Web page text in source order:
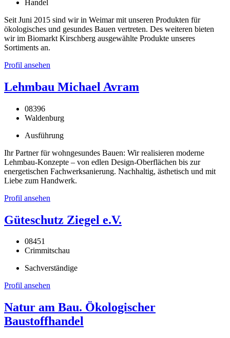
Handel
Seit Juni 2015 sind wir in Weimar mit unseren Produkten für
ökologisches und gesundes Bauen vertreten. Des weiteren bieten
wir im Biomarkt Kirschberg ausgewählte Produkte unseres
Sortiments an.
Profil ansehen
Lehmbau Michael Avram
08396
Waldenburg
Ausführung
Ihr Partner für wohngesundes Bauen: Wir realisieren moderne
Lehmbau-Konzepte – von edlen Design-Oberflächen bis zur
energetischen Fachwerksanierung. Nachhaltig, ästhetisch und mit
Liebe zum Handwerk.
Profil ansehen
Güteschutz Ziegel e.V.
08451
Crimmitschau
Sachverständige
Profil ansehen
Natur am Bau. Ökologischer
Baustoffhandel